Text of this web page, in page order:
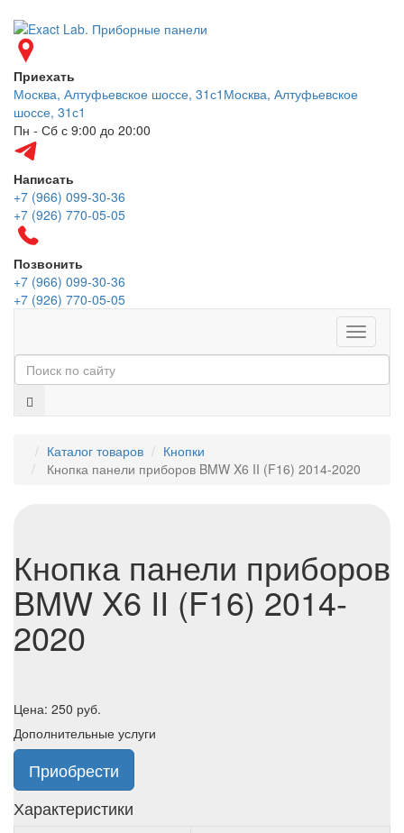
Приехать
Москва, Алтуфьевское шоссе, 31с1 Москва, Алтуфьевское
шоссе, 31с1
Пн - Сб с 9:00 до 20:00
Написать
+7 (966) 099-30-36
+7 (926) 770-05-05
Позвонить
+7 (966) 099-30-36
+7 (926) 770-05-05
Меню
Каталог товаров
Кнопки
Кнопка панели приборов BMW X6 II (F16) 2014-2020
Кнопка панели приборов
BMW X6 II (F16) 2014-
2020
Цена: 250 руб.
Дополнительные услуги
Приобрести
Характеристики